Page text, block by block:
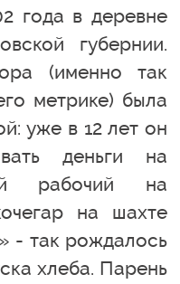
года в деревне
губернии.
(именно так
метрике) была
уже в 12 лет он
деньги на
рабочий на
на шахте
- так рождалось
хлеба. Парень